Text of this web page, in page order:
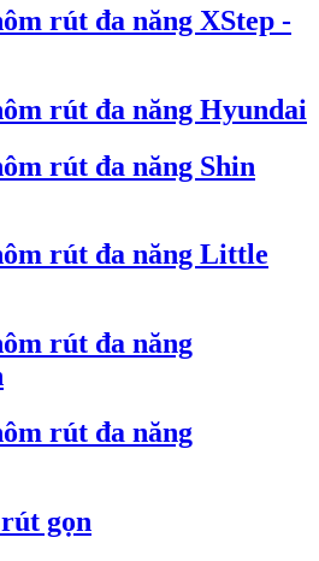
rút đa năng XStep -
rút đa năng Hyundai
rút đa năng Shin
rút đa năng Little
rút đa năng
rút đa năng
gọn